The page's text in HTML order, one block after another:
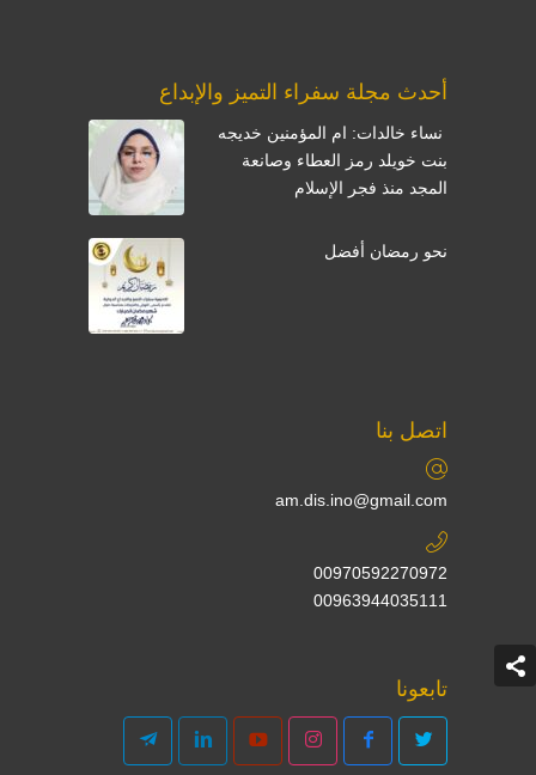
أحدث مجلة سفراء التميز والإبداع
نساء خالدات: ام المؤمنين خديجه
بنت خويلد رمز العطاء وصانعة
المجد منذ فجر الإسلام
نحو رمضان أفضل
اتصل بنا
am.dis.ino@gmail.com
00970592270972
00963944035111
تابعونا